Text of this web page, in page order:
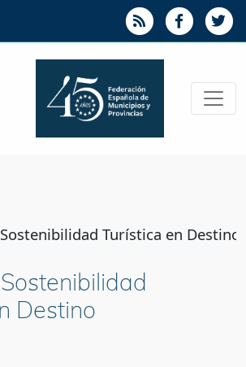
Turística en Destino
Destino